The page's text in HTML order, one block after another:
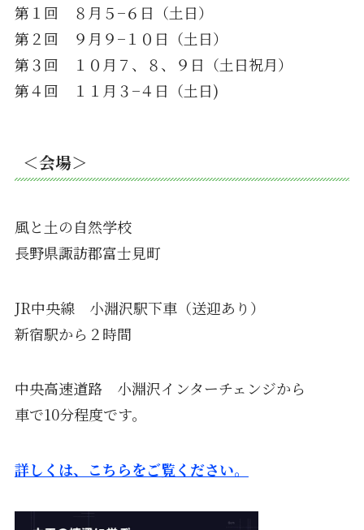
第１回 ８月５−６日（土日）
第２回 ９月９−１０日（土日）
第３回 １０月７、８、９日（土日祝月）
第４回 １１月３−４日（土日)
＜会場＞
風と土の自然学校
長野県諏訪郡富士見町
JR中央線 小淵沢駅下車（送迎あり）
新宿駅から２時間
中央高速道路 小淵沢インターチェンジから
車で10分程度です。
詳しくは、こちらをご覧ください。